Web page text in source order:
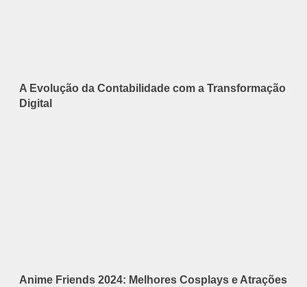
A Evolução da Contabilidade com a Transformação
Digital
Anime Friends 2024: Melhores Cosplays e Atrações